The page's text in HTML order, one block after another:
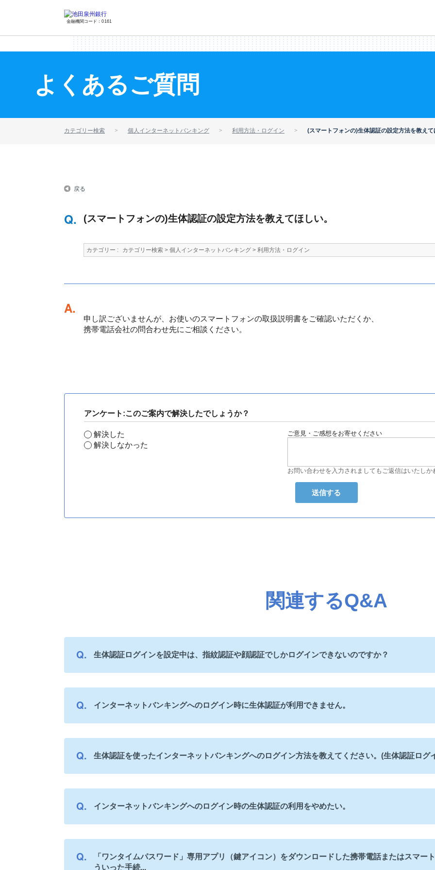
金融機関コード：0161
よくあるご質問
カテゴリー検索 個人インターネットバンキング 利用方法・ログイン (スマートフォンの)生体認証の設定方法を教えて
戻る
(スマートフォンの)生体認証の設定方法を教えてほしい。
カテゴリー : カテゴリー検索 > 個人インターネットバンキング > 利用方法・ログイン
申し訳ございませんが、お使いのスマートフォンの取扱説明書をご確認いただくか、
携帯電話会社の問合わせ先にご相談ください。
アンケート:このご案内で解決したでしょうか？
解決した
解決しなかった
ご意見・ご感想をお寄せください
お問い合わせを入力されましてもご返信はいたしか
関連するQ&A
生体認証ログインを設定中は、指紋認証や顔認証でしかログインできないのですか？
インターネットバンキングへのログイン時に生体認証が利用できません。
生体認証を使ったインターネットバンキングへのログイン方法を教えてください。(生体認証ログ
インターネットバンキングへのログイン時の生体認証の利用をやめたい。
「ワンタイムパスワード」専用アプリ（鍵アイコン）をダウンロードした携帯電話またはスマー
ういった手続...